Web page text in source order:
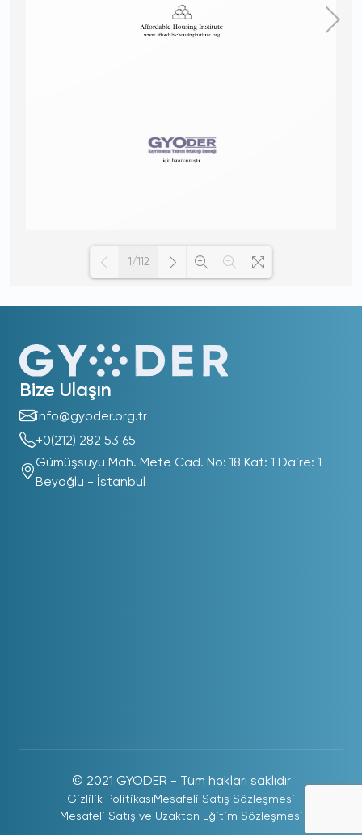
1/112
Bize Ulaşın
info@gyoder.org.tr
+0(212) 282 53 65
Gümüşsuyu Mah. Mete Cad. No: 18 Kat: 1 Daire: 1
Beyoğlu - İstanbul
© 2021 GYODER - Tüm hakları saklıdır
Gizlilik Politikası Mesafeli Satış Sözleşmesi
Mesafeli Satış ve Uzaktan Eğitim Sözleşmesi